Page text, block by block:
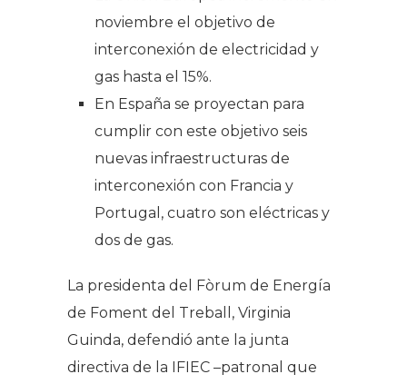
noviembre el objetivo de
interconexión de electricidad y
gas hasta el 15%.
En España se proyectan para
cumplir con este objetivo seis
nuevas infraestructuras de
interconexión con Francia y
Portugal, cuatro son eléctricas y
dos de gas.
La presidenta del Fòrum de Energía
de Foment del Treball, Virginia
Guinda, defendió ante la junta
directiva de la IFIEC –patronal que